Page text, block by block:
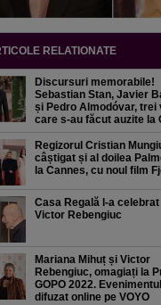
RELATIONATE
Discursuri memorabile!
Sebastian Stan, Javier
și Pedro Almodóvar, trei
care s-au făcut auzite la
Regizorul Cristian
câștigat și al doilea
la Cannes, cu noul film
Casa Regală l-a celebrat
Victor Rebengiuc
Mariana Mihuț și Victor
Rebengiuc, omagiați la
GOPO 2022.
difuzat online pe VOYO